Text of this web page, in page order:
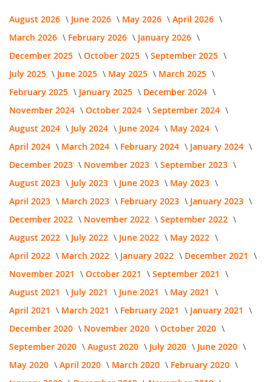
August 2026 June 2026 May 2026
April 2026
March 2026
February 2026
January 2026
December 2025
October 2025
September 2025
July 2025
June 2025 May 2025
March 2025
February 2025
January 2025
December 2024
November 2024
October 2024
September 2024
August 2024
July 2024 June 2024
May 2024
April 2024
March 2024 February 2024
January 2024
December 2023
November 2023
September 2023
August 2023
July 2023 June 2023
May 2023
April 2023
March 2023 February 2023
January 2023
December 2022
November 2022
September 2022
August 2022
July 2022 June 2022
May 2022
April 2022
March 2022 January 2022
December 2021
November 2021
October 2021
September 2021
August 2021
July 2021 June 2021
May 2021
April 2021
March 2021 February 2021
January 2021
December 2020
November 2020
October 2020
September 2020
August 2020 July 2020
June 2020
May 2020
April 2020 March 2020
February 2020